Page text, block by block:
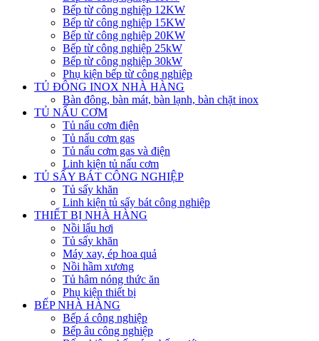
Bếp từ công nghiệp 12KW
Bếp từ công nghiệp 15KW
Bếp từ công nghiệp 20KW
Bếp từ công nghiệp 25kW
Bếp từ công nghiệp 30kW
Phụ kiện bếp từ công nghiệp
TỦ ĐÔNG INOX NHÀ HÀNG
Bàn đông, bàn mát, bàn lạnh, bàn chặt inox
TỦ NẤU CƠM
Tủ nấu cơm điện
Tủ nấu cơm gas
Tủ nấu cơm gas và điện
Linh kiện tủ nấu cơm
TỦ SẤY BÁT CÔNG NGHIỆP
Tủ sấy khăn
Linh kiện tủ sấy bát công nghiệp
THIẾT BỊ NHÀ HÀNG
Nồi lẩu hơi
Tủ sấy khăn
Máy xay, ép hoa quả
Nồi hầm xương
Tủ hâm nóng thức ăn
Phụ kiện thiết bị
BẾP NHÀ HÀNG
Bếp á công nghiệp
Bếp âu công nghiệp